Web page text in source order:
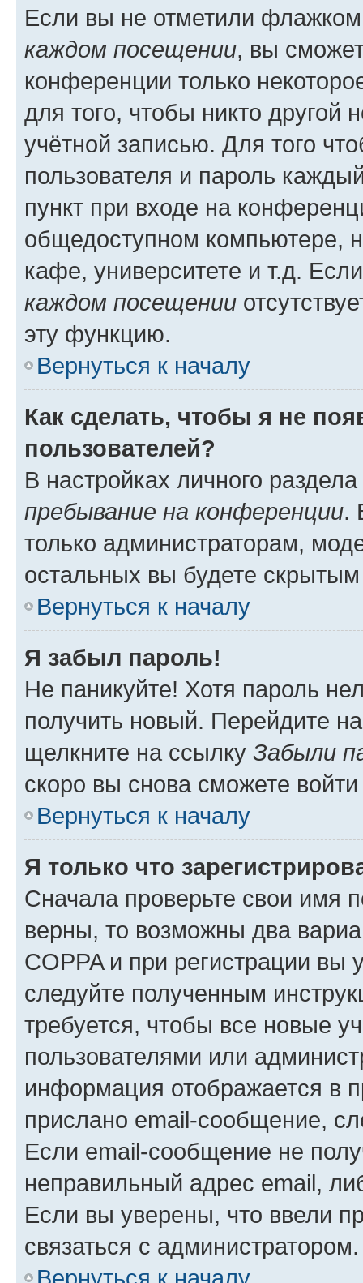
Если вы не отметили
каждом посещении, вы
конференции только
для того, чтобы никто другой
учётной записью. Для того
пользователя и пароль
пункт при входе на
общедоступном компьютере,
кафе, университете и т.д.
каждом посещении
эту функцию.
Вернуться к началу
Как сделать, чтобы я не
пользователей?
В настройках личного
пребывание на конференции.
только администраторам,
остальных вы будете
Вернуться к началу
Я забыл пароль!
Не паникуйте! Хотя пароль
получить новый. Перейдите
щелкните на ссылку Забыли
скоро вы снова сможете
Вернуться к началу
Я только что
Сначала проверьте свои имя
верны, то возможны два
COPPA и при регистрации вы
следуйте полученным
требуется, чтобы все новые
пользователями или
информация отображается в
прислано email-сообщение,
Если email-сообщение не
неправильный адрес email,
Если вы уверены, что ввели
связаться с администратором.
Вернуться к началу